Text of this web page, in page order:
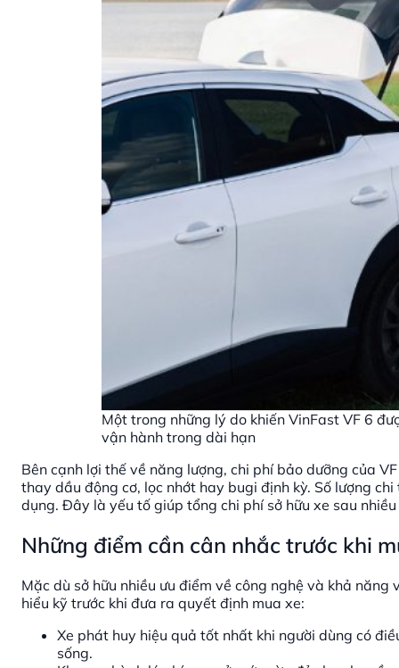
Một trong những lý do khiến VinFast VF 6
vận hành trong dài hạn
Bên cạnh lợi thế về năng lượng, chi phí bảo dưỡng của
thay dầu động cơ, lọc nhớt hay bugi định kỳ. Số lượng
dụng. Đây là yếu tố giúp tổng chi phí sở hữu xe sau
Những điểm cần cân nhắc trước khi
Mặc dù sở hữu nhiều ưu điểm về công nghệ và khả
hiểu kỹ trước khi đưa ra quyết định mua xe:
Xe phát huy hiệu quả tốt nhất khi người dùng có
sống.